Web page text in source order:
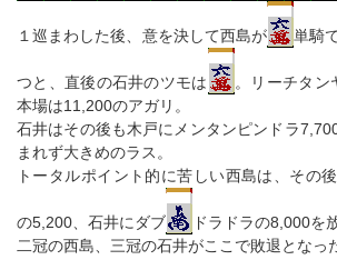
１巡まわした後、意を決して西島が 単騎
つと、直後の石井のツモは
。リーチタン
本場は11,200のアガリ。
石井はその後も木戸にメンタンピンドラ
まれず大きめのラス。
トータルポイント的に苦しい西島は、その
の5,200、石井にダブ
ドラドラの8,000を
二冠の西島、三冠の石井がここで敗退となっ